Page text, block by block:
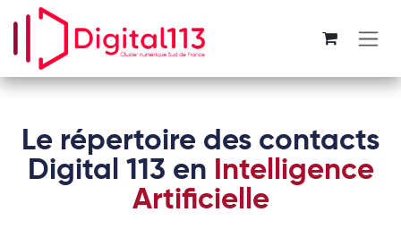
Se rendre au contenu
Le répertoire des contacts
Digital 113 en Intelligence
Artificielle